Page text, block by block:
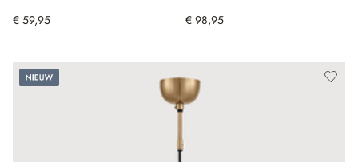
€ 59,95 € 98,95
Nieuw